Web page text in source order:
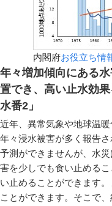
内閣府お役立ち情
年々増加傾向にある
置でき、高い止水効
水番2」
近年、異常気象や地球温
年々浸水被害が多く報告
予測ができませんが、水
害を少しでも食い止める
い止めることができます
ことができます。そこで